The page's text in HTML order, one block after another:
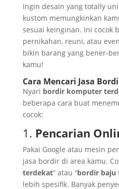
Ingin desain yang totally
kustom memungkinkan
sesuai keinginan. Ini cocok
pernikahan, reuni, atau
bikin barang yang bener-
kamu!
Cara Mencari Jasa
Nyari bordir komputer
beberapa cara buat
cocok:
1. Pencarian
Pakai Google atau mesin
jasa bordir di area kamu.
terdekat” atau “bordir baju
lebih spesifik. Banyak